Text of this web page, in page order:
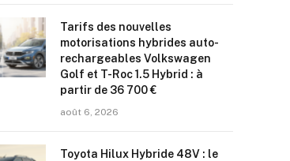
Tarifs des nouvelles
motorisations hybrides auto-
rechargeables Volkswagen
Golf et T-Roc 1.5 Hybrid : à
partir de 36 700 €
août 6, 2026
Toyota Hilux Hybride 48V : le